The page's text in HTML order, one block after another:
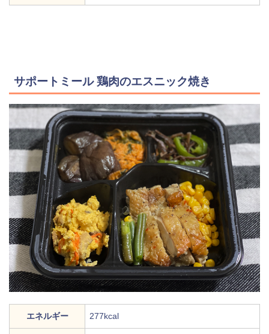
サポートミール 鶏肉のエスニック焼き
エネルギー 277kcal